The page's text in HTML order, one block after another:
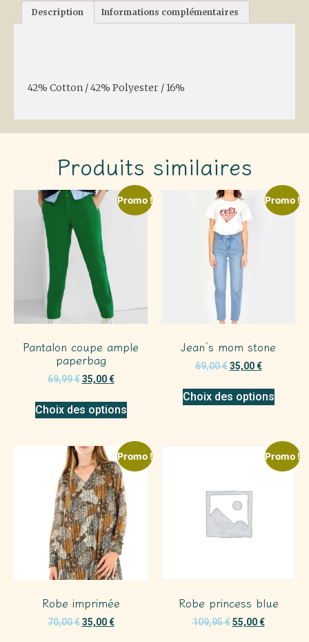
Description Informations complémentaires
42% Cotton / 42% Polyester / 16%
Produits similaires
Promo !
Pantalon coupe ample
paperbag
69,99€ 35,00€
Choix des options
Promo !
Jean’s mom stone
69,00€ 35,00€
Choix des options
Promo !
Robe imprimée
70,00€ 35,00€
Promo !
Robe princess blue
109,95€ 55,00€